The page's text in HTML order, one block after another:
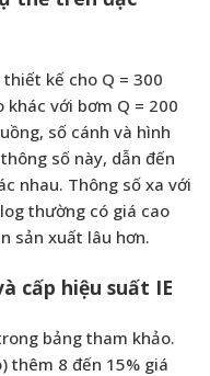
kế cho Q = 300
khác với bơm Q = 200
số cánh và hình
số này, dẫn đến
nhau. Thông số xa với
thường có giá cao
sản xuất lâu hơn.
cấp hiệu suất IE
bảng tham khảo.
thêm 8 đến 15% giá